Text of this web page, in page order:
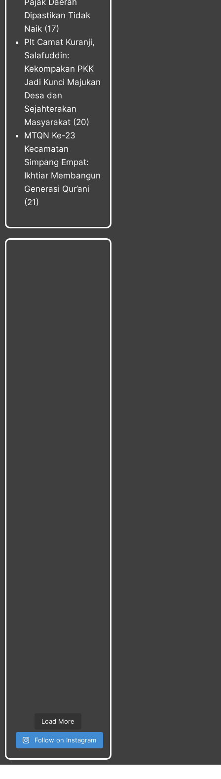
Pajak Daerah
Dipastikan Tidak
Naik (17)
Plt Camat Kuranji,
Salafuddin:
Kekompakan PKK
Jadi Kunci Majukan
Desa dan
Sejahterakan
Masyarakat (20)
MTQN Ke-23
Kecamatan
Simpang Empat:
Ikhtiar Membangun
Generasi Qur’ani
(21)
Load More
Follow on Instagram